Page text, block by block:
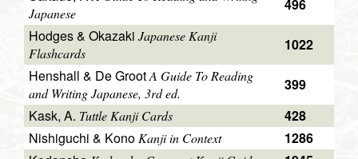
Japanese
496
Hodges & Okazaki Japanese Kanji
Flashcards
1022
Henshall & De GrootA Guide To Reading
and Writing Japanese, 3rd ed.
399
Kask, A. Tuttle Kanji Cards
428
Nishiguchi & KonoKanji in Context
1286